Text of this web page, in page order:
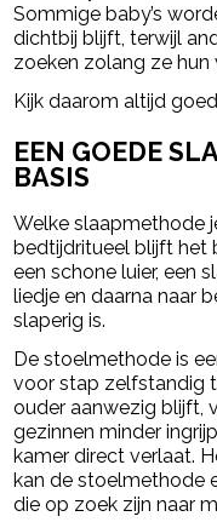
Sommige baby’s
dichtbij blijft, terwijl
zoeken zolang ze hun
Kijk daarom altijd
EEN GOEDE
BASIS
Welke slaapmethode
bedtijdritueel blijft het
een schone luier, een
liedje en daarna naar
slaperig is.
De stoelmethode is
voor stap zelfstandig
ouder aanwezig blijft,
gezinnen minder
kamer direct verlaat.
kan de stoelmethode
die op zoek zijn naar